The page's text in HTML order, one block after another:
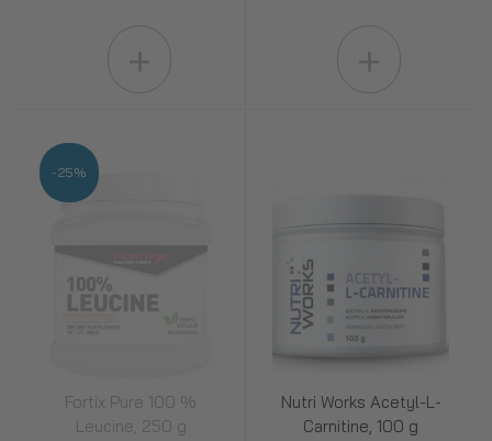
Fortix Pure 100 %
Leucine, 250 g
-25%
Nutri Works Acetyl-L-
Carnitine, 100 g